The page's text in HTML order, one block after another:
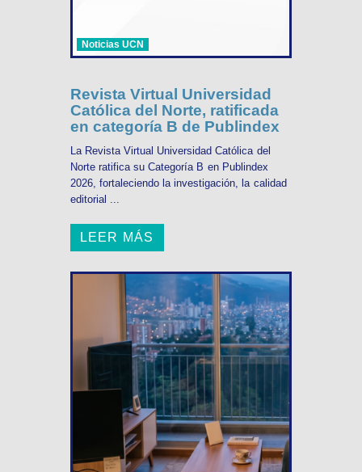
Noticias UCN
Revista Virtual Universidad
Católica del Norte, ratificada
en categoría B de Publindex
La Revista Virtual Universidad Católica del
Norte ratifica su Categoría B en Publindex
2026, fortaleciendo la investigación, la calidad
editorial ...
LEER MÁS